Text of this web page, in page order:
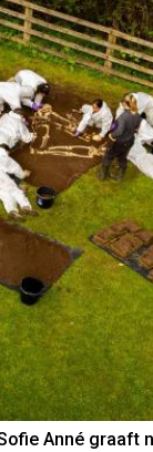
Anné graaft